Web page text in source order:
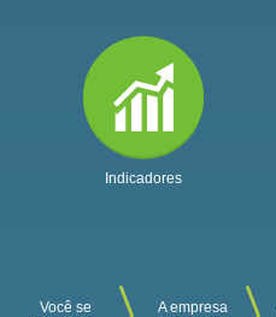
Indicadores
Você se
A empresa